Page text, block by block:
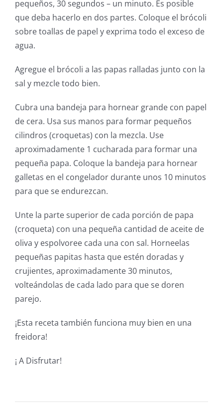
pequeños, 30 segundos – un minuto. Es posible
que deba hacerlo en dos partes. Coloque el brócoli
sobre toallas de papel y exprima todo el exceso de
agua.
Agregue el brócoli a las papas ralladas junto con la
sal y mezcle todo bien.
Cubra una bandeja para hornear grande con papel
de cera. Usa sus manos para formar pequeños
cilindros (croquetas) con la mezcla. Use
aproximadamente 1 cucharada para formar una
pequeña papa. Coloque la bandeja para hornear
galletas en el congelador durante unos 10 minutos
para que se endurezcan.
Unte la parte superior de cada porción de papa
(croqueta) con una pequeña cantidad de aceite de
oliva y espolvoree cada una con sal. Horneelas
pequeñas papitas hasta que estén doradas y
crujientes, aproximadamente 30 minutos,
volteándolas de cada lado para que se doren
parejo.
¡Esta receta también funciona muy bien en una
freidora!
¡ A Disfrutar!